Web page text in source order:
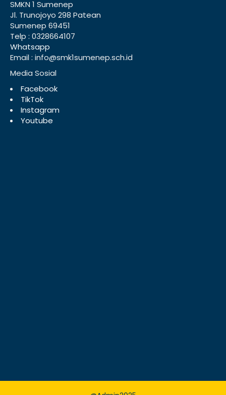
SMKN 1 Sumenep
Jl. Trunojoyo 298 Patean
Sumenep 69451
Telp : 0328664107
Whatsapp
Email : info@smk1sumenep.sch.id
Media Sosial
Facebook
TikTok
Instagram
Youtube